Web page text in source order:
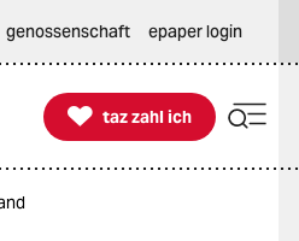
genossenschaft epaper login

taz zahl ich
taz zahl ich